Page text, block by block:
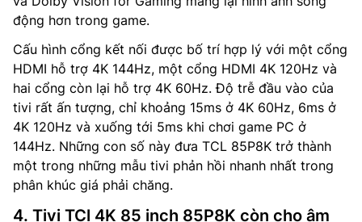
động hơn trong game.
Cấu hình cổng kết nối được bố trí hợp lý với một cổng
HDMI hỗ trợ 4K 144Hz, một cổng HDMI 4K 120Hz và
hai cổng còn lại hỗ trợ 4K 60Hz. Độ trễ đầu vào của
tivi rất ấn tượng, chỉ khoảng 15ms ở 4K 60Hz, 6ms ở
4K 120Hz và xuống tới 5ms khi chơi game PC ở
144Hz. Những con số này đưa TCL 85P8K trở thành
một trong những mẫu tivi phản hồi nhanh nhất trong
phân khúc giá phải chăng.
4. Tivi TCl 4K 85 inch 85P8K còn cho âm